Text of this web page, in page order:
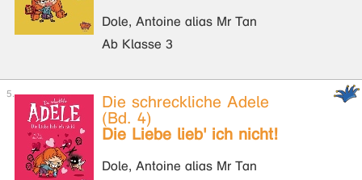
Dole, Antoine alias Mr Tan
Ab Klasse 3
Die schreckliche Adele
(Bd. 4)
Die Liebe lieb' ich nicht!
Dole, Antoine alias Mr Tan